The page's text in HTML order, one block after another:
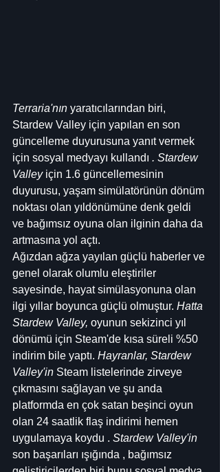
Terraria'nın yaratıcılarından biri,
Stardew Valley için yapılan en son
güncelleme duyurusuna yanıt vermek
için sosyal medyayı kullandı . Stardew
Valley için 1.6 güncellemesinin
duyurusu, yaşam simülatörünün dönüm
noktası olan yıldönümüne denk geldi
ve bağımsız oyuna olan ilginin daha da
artmasına yol açtı.
Ağızdan ağza yayılan güçlü haberler ve
genel olarak olumlu eleştiriler
sayesinde, hayat simülasyonuna olan
ilgi yıllar boyunca güçlü olmuştur. Hatta
Stardew Valley, oyunun sekizinci yıl
dönümü için Steam'de kısa süreli %50
indirim bile yaptı. Hayranlar, Stardew
Valley'in Steam listelerinde zirveye
çıkmasını sağlayan ve şu anda
platformda en çok satan beşinci oyun
olan 24 saatlik flaş indirimi hemen
uygulamaya koydu . Stardew Valley'in
son başarıları ışığında , bağımsız